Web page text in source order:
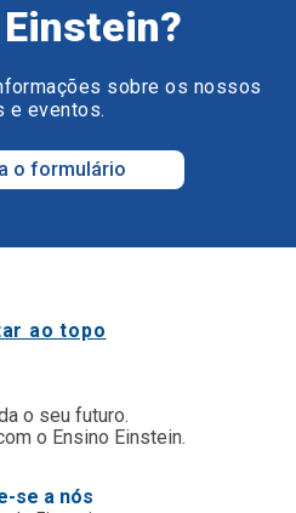
sobre os nossos
e eventos.
o formulário
ao topo
o seu futuro.
o Ensino Einstein.
se a nós